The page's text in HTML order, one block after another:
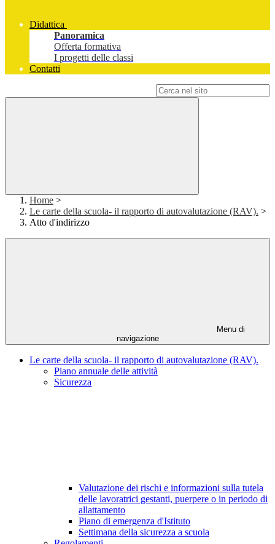
Didattica
Panoramica
Offerta formativa
I progetti delle classi
Contatti
Home >
Le carte della scuola- il rapporto di autovalutazione (RAV). >
Atto d'indirizzo
Menu di
navigazione
Le carte della scuola- il rapporto di autovalutazione (RAV).
Piano annuale delle attività
Sicurezza
Valutazione dei rischi e informazioni sulla tutela
delle lavoratrici gestanti, puerpere o in periodo di
allattamento
Piano di emergenza d'Istituto
Settimana della sicurezza a scuola